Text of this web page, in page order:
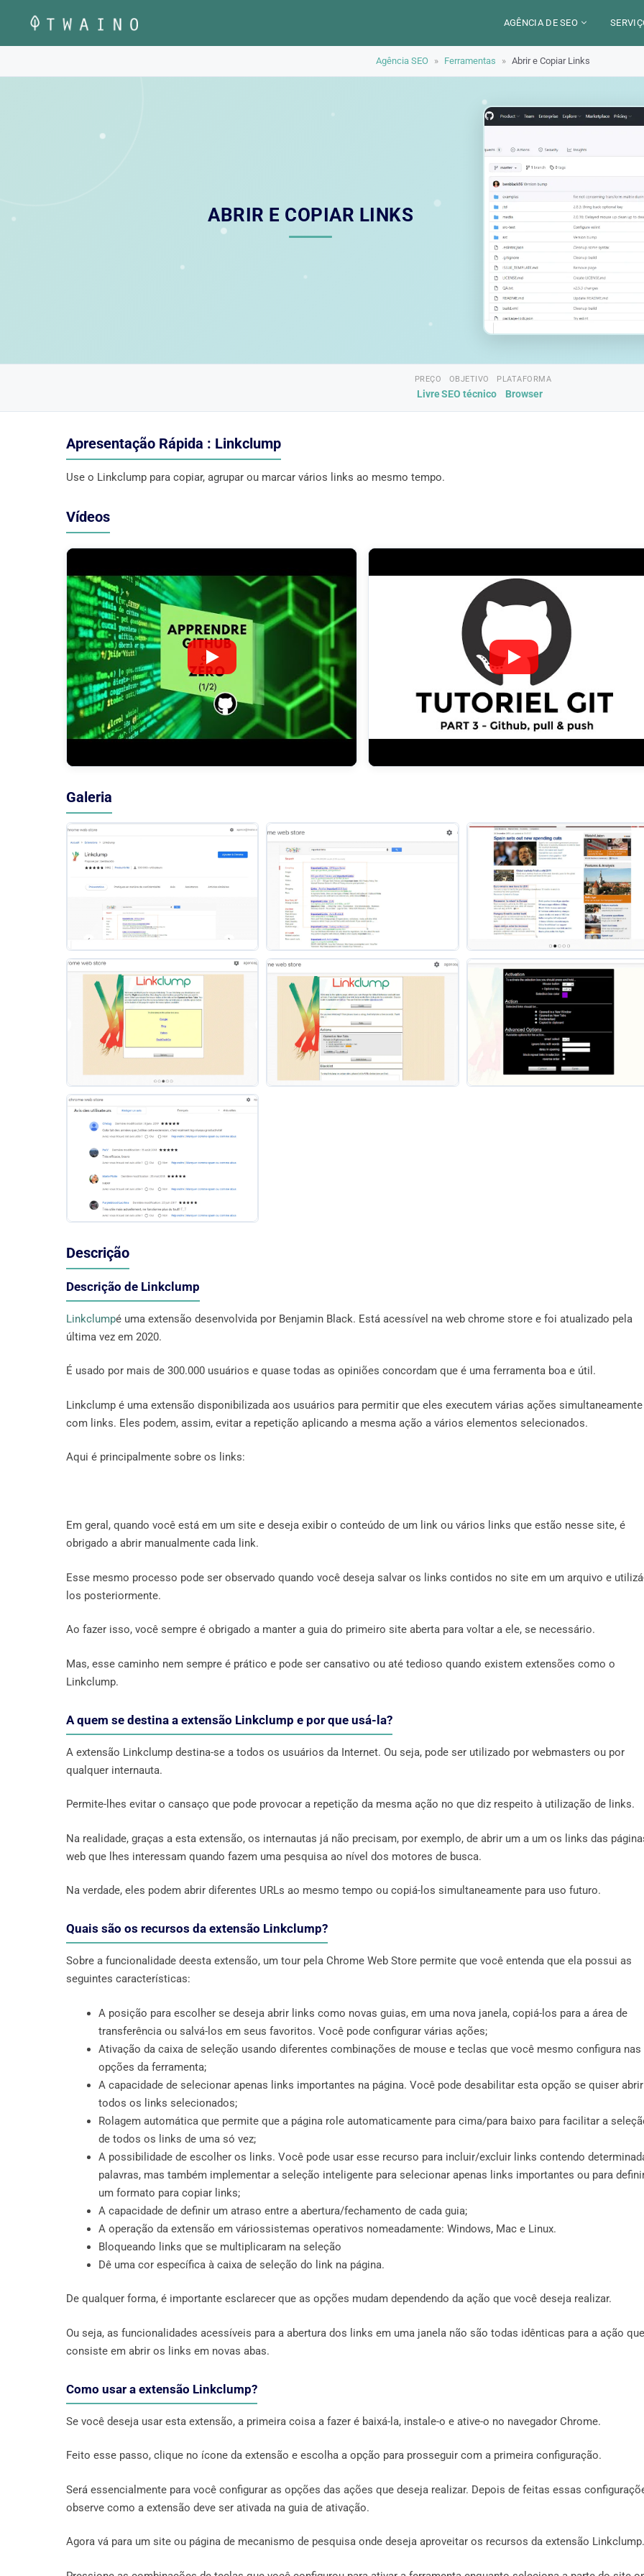
conteúdo
AGÊNCIA DE SEO
LOCALIZAÇÃO
LYON
TRABALHO
ALEXANDRE MAROTEL
Agência SEO » Ferramentas » Abrir e Copiar Links
ABRIR E COPIAR LINKS
PREÇO
Livre
OBJETIVO
SEO técnico
PLATAFORMA
Browser
Apresentação Rápida : Linkclump
Use o Linkclump para copiar, agrupar ou marcar vários links ao mesmo tempo.
Vídeos
Galeria
Descrição
Descrição de Linkclump
Linkclumpé uma extensão desenvolvida por Benjamin Black. Está acessível na web chrome store e foi atualizado pela
última vez em 2020.
É usado por mais de 300.000 usuários e quase todas as opiniões concordam que é uma ferramenta boa e útil.
Linkclump é uma extensão disponibilizada aos usuários para permitir que eles executem várias ações simultaneamente
com links. Eles podem, assim, evitar a repetição aplicando a mesma ação a vários elementos selecionados.
Aqui é principalmente sobre os links:
Em geral, quando você está em um site e deseja exibir o conteúdo de um link ou vários links que estão nesse site, é
obrigado a abrir manualmente cada link.
Esse mesmo processo pode ser observado quando você deseja salvar os links contidos no site em um arquivo e
los posteriormente.
Ao fazer isso, você sempre é obrigado a manter a guia do primeiro site aberta para voltar a ele, se necessário.
Mas, esse caminho nem sempre é prático e pode ser cansativo ou até tedioso quando existem extensões como o
Linkclump.
A quem se destina a extensão Linkclump e por que usá-la?
A extensão Linkclump destina-se a todos os usuários da Internet. Ou seja, pode ser utilizado por webmasters ou por
qualquer internauta.
Permite-lhes evitar o cansaço que pode provocar a repetição da mesma ação no que diz respeito à utilização de links.
Na realidade, graças a esta extensão, os internautas já não precisam, por exemplo, de abrir um a um os links das
web que lhes interessam quando fazem uma pesquisa ao nível dos motores de busca.
Na verdade, eles podem abrir diferentes URLs ao mesmo tempo ou copiá-los simultaneamente para uso futuro.
Quais são os recursos da extensão Linkclump?
Sobre a funcionalidade deesta extensão, um tour pela Chrome Web Store permite que você entenda que ela possui as
seguintes características:
A posição para escolher se deseja abrir links como novas guias, em uma nova janela, copiá-los para a área de
transferência ou salvá-los em seus favoritos. Você pode configurar várias ações;
Ativação da caixa de seleção usando diferentes combinações de mouse e teclas que você mesmo configura nas
opções da ferramenta;
A capacidade de selecionar apenas links importantes na página. Você pode desabilitar esta opção se quiser abrir
todos os links selecionados;
Rolagem automática que permite que a página role automaticamente para cima/para baixo para facilitar a
de todos os links de uma só vez;
A possibilidade de escolher os links. Você pode usar esse recurso para incluir/excluir links contendo
palavras, mas também implementar a seleção inteligente para selecionar apenas links importantes ou para
um formato para copiar links;
A capacidade de definir um atraso entre a abertura/fechamento de cada guia;
A operação da extensão em váriossistemas operativos nomeadamente: Windows, Mac e Linux.
Bloqueando links que se multiplicaram na seleção
Dê uma cor específica à caixa de seleção do link na página.
De qualquer forma, é importante esclarecer que as opções mudam dependendo da ação que você deseja realizar.
Ou seja, as funcionalidades acessíveis para a abertura dos links em uma janela não são todas idênticas para a ação que
consiste em abrir os links em novas abas.
Como usar a extensão Linkclump?
Se você deseja usar esta extensão, a primeira coisa a fazer é baixá-la, instale-o e ative-o no navegador Chrome.
Feito esse passo, clique no ícone da extensão e escolha a opção para prosseguir com a primeira configuração.
Será essencialmente para você configurar as opções das ações que deseja realizar. Depois de feitas essas
observe como a extensão deve ser ativada na guia de ativação.
Agora vá para um site ou página de mecanismo de pesquisa onde deseja aproveitar os recursos da extensão Linkclump.